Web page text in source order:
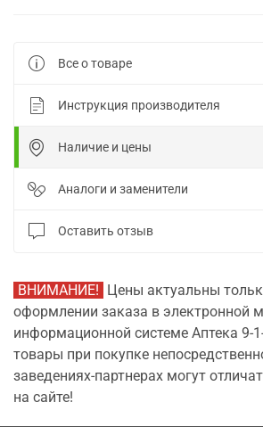
Все о товаре
Инструкция производителя
Наличие и цены
Аналоги и заменители
Оставить отзыв
ВНИМАНИЕ! Цены актуальны
оформлении заказа в электронной
информационной системе Аптека 9-
товары при покупке
заведениях-партнерах могут
на сайте!